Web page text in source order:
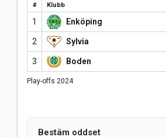
# Klubb
1 Enköping
2 Sylvia
3 Boden
Play-offs 2024
Bestäm oddset